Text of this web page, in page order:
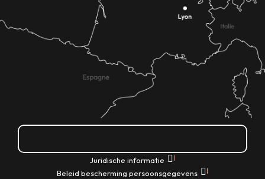
Juridische informatie |
Beleid bescherming persoonsgegevens |